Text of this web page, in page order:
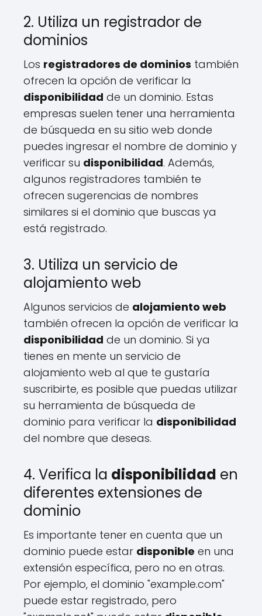
2. Utiliza un registrador de
dominios
Los registradores de dominios también
ofrecen la opción de verificar la
disponibilidad de un dominio. Estas
empresas suelen tener una herramienta
de búsqueda en su sitio web donde
puedes ingresar el nombre de dominio y
verificar su disponibilidad. Además,
algunos registradores también te
ofrecen sugerencias de nombres
similares si el dominio que buscas ya
está registrado.
3. Utiliza un servicio de
alojamiento web
Algunos servicios de alojamiento web
también ofrecen la opción de verificar la
disponibilidad de un dominio. Si ya
tienes en mente un servicio de
alojamiento web al que te gustaría
suscribirte, es posible que puedas utilizar
su herramienta de búsqueda de
dominio para verificar la disponibilidad
del nombre que deseas.
4. Verifica la disponibilidad en
diferentes extensiones de
dominio
Es importante tener en cuenta que un
dominio puede estar disponible en una
extensión específica, pero no en otras.
Por ejemplo, el dominio "example.com"
puede estar registrado, pero